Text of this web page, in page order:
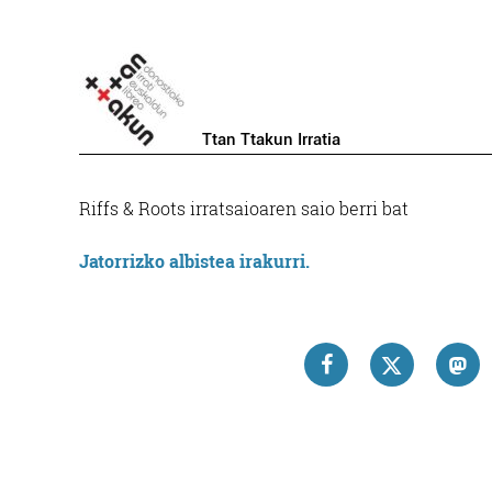
Ttan Ttakun Irratia
Riffs & Roots irratsaioaren saio berri bat
Jatorrizko albistea irakurri.